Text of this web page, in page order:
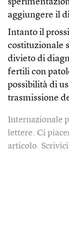
aggiungere il
Intanto il
costituzionale
divieto di
fertili con
possibilità di
trasmissione
Internazionale
lettere. Ci
articolo. Scrivici